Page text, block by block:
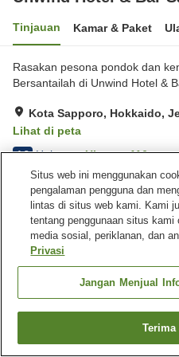
Tinjauan Kamar & Paket
Rasakan pesona pondok dan
Bersantailah di Unwind Hotel &
Kota Sapporo, Hokkaido,
Lihat di peta
4.3 Hebat Ulasan:116
Fasilitas properti
Tempat parkir
Bar
Jepang Hokkaido
Unwind Hotel & Bar Sapporo
Cari
Situs web ini menggunakan
pengalaman pengguna dan
lintas di situs web kami. Kami
tentang penggunaan situs kami
media sosial, periklanan, dan
Privasi
Jangan Menjual